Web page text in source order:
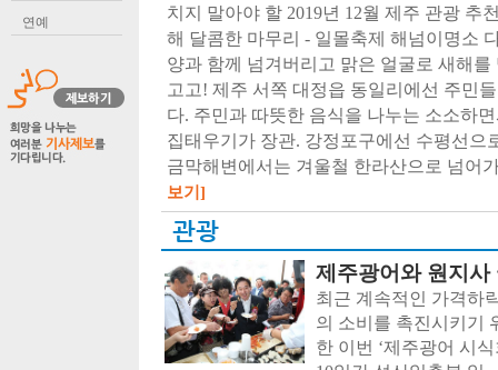
연예
치지 말아야 할 2019년 12월 제주 관광 추
해 달콤한 마무리 - 일몰축제 해넘이명소
양과 함께 넘겨버리고 맑은 얼굴로 새해
고고! 제주 서쪽 대정읍 동일리에선 주민
다. 주민과 따뜻한 음식을 나누는 소소하
집태우기가 장관. 강정포구에선 수평선으
금막해변에서는 겨울철 한라산으로 넘어
보기]
관광
제주광어와 원지사
최근 계속적인 가격하
의 소비를 촉진시키기
한 이번 ‘제주광어 시